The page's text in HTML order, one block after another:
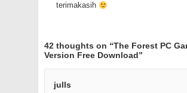
terimakasih
42 thoughts on “The Forest PC
Version Free Download”
julls